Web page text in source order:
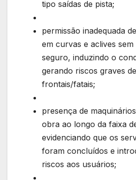
tipo saídas de pista;
permissão inadequada
em curvas e aclives
seguro, induzindo o
gerando riscos graves
frontais/fatais;
presença de
obra ao longo da faixa
evidenciando que os
foram concluídos e
riscos aos usuários;